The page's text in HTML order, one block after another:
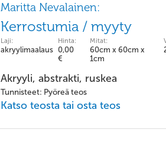
Maritta Nevalainen:
Kerrostumia / myyty
Laji:
akryylimaalaus
Hinta:
0,00
€
Mitat:
60cm x 60cm x
1cm
Akryyli, abstrakti, ruskea
Tunnisteet: Pyöreä teos
Katso teosta tai osta teos